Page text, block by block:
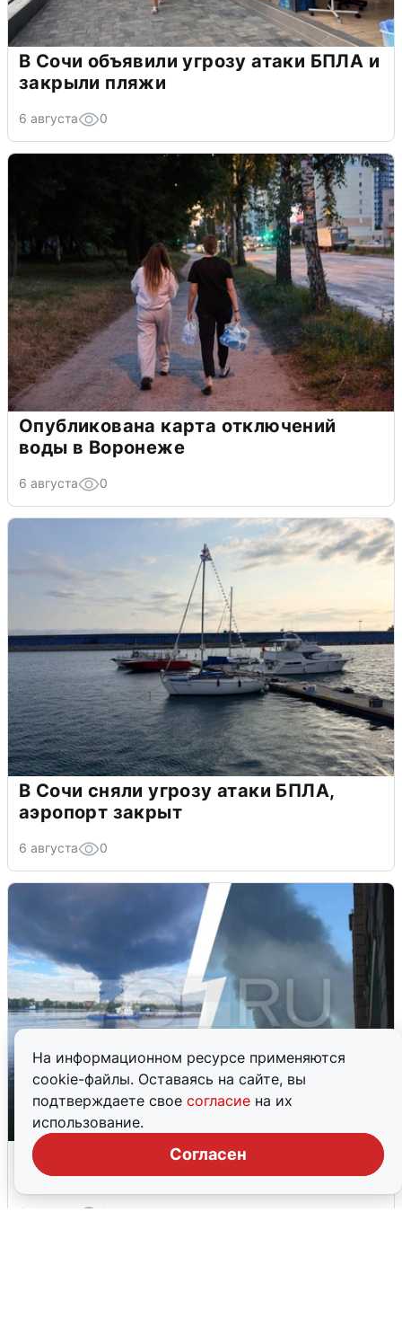
На информационном ресурсе применяются
cookie-файлы. Оставаясь на сайте, вы
подтверждаете свое согласие на их
использование.
Согласен
В Сочи объявили угрозу атаки БПЛА и
закрыли пляжи
6 августа 0
Опубликована карта отключений
воды в Воронеже
6 августа 0
В Сочи сняли угрозу атаки БПЛА,
аэропорт закрыт
6 августа 0
Ночная атака БПЛА на Ярославль:
попадания и последствия
6 августа 0